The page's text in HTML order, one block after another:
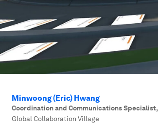
Minwoong (Eric) Hwang
Coordination and Communications Specialist,
Global Collaboration Village